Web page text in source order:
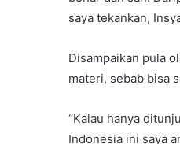
saya tekankan,
Disampaikan pula
materi, sebab bisa
“Kalau hanya
Indonesia ini saya